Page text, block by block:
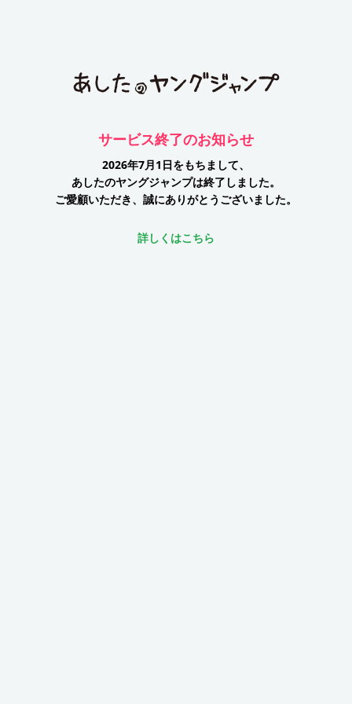
サービス終了のお知らせ
2026年7月1日をもちまして、
あしたのヤングジャンプは終了しました。
ご愛顧いただき、誠にありがとうございました。
詳しくはこちら